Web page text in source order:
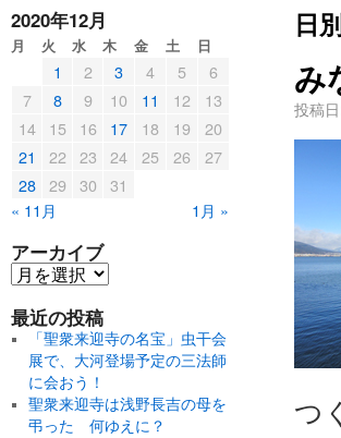
日
み
投稿
つ
2020年12月
月 火 水 木 金 土 日
« 11月 1月 »
1 2 3 4 5
6
7
8 9 10 11 12
13
14
15 16 17 18 19
20
21
22 23 24 25 26
27
28
29 30 31
アーカイブ
最近の投稿
「聖衆来迎寺の名宝」虫干会
展で、大河登場予定の三法師
に会おう！
聖衆来迎寺は浅野長吉の母を
弔った 何ゆえに？